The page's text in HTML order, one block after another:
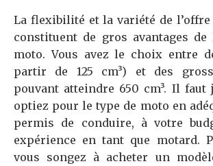
La flexibilité et la variété de
constituent de gros avantages
moto. Vous avez le choix entre
partir de 125 cm³) et des
pouvant atteindre 650 cm³. Il faut
optiez pour le type de moto en
permis de conduire, à votre
expérience en tant que motard.
vous songez à acheter un